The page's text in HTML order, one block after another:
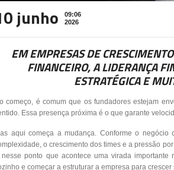
junho
09:06
2026
EM EMPRESAS DE
FINANCEIRO, A LIDERANÇA
ESTRATÉGICA E
começo, é comum que os fundadores estejam
Essa presença próxima é o que garante
aqui começa a mudança. Conforme o
o crescimento dos times e a pressão
nesse ponto que acontece uma virada
e começar a estruturar a empresa para